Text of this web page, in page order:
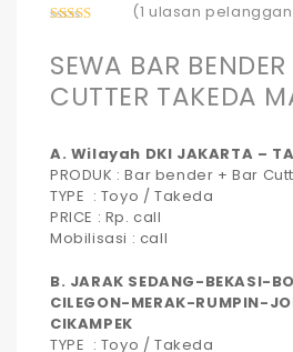
(1 ulasan
SEWA BAR
CUTTER TAKEDA
A. Wilayah DKI JAKARTA –
PRODUK : Bar bender + Bar
TYPE : Toyo / Takeda
PRICE : Rp. call
Mobilisasi : call
B. JARAK SEDANG-BEKASI-
CILEGON-MERAK-RUMPIN-
CIKAMPEK
TYPE : Toyo / Takeda